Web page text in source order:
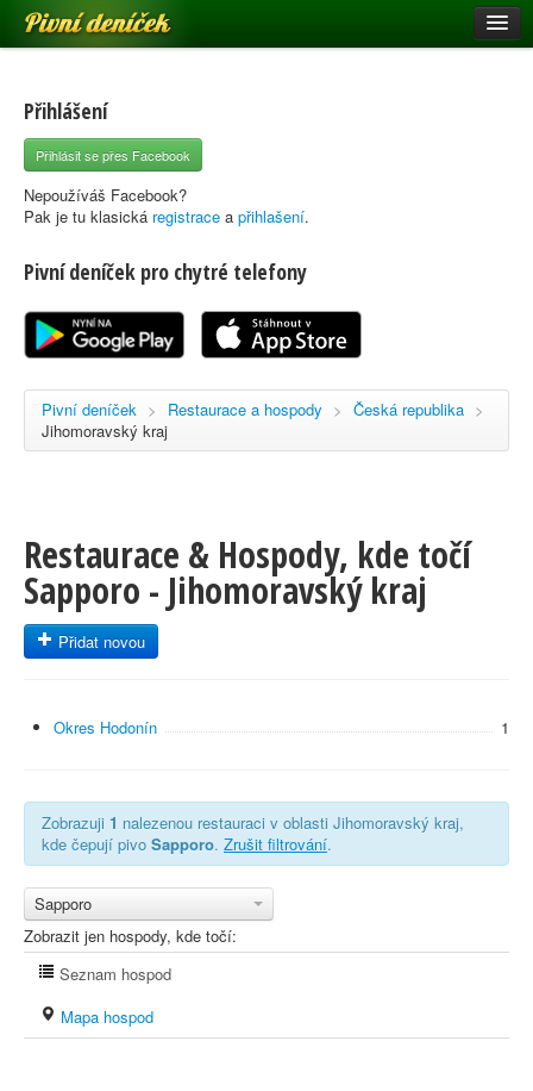
Pivní deníček
Pivní mapa
Pivní značky
Nápověda
Registrace
Přihlášení
Přihlásit se přes Facebook
Nepoužíváš Facebook?
Pak je tu klasická registrace a přihlašení.
Pivní deníček pro chytré telefony
Pivní deníček > Restaurace a hospody > Česká republika >
Jihomoravský kraj
Restaurace & Hospody, kde točí
Sapporo - Jihomoravský kraj
Přidat novou
Okres Hodonín 1
Zobrazuji 1 nalezenou restauraci v oblasti Jihomoravský kraj,
kde čepují pivo Sapporo. Zrušit filtrování.
Sapporo
Zobrazit jen hospody, kde točí:
Seznam hospod
Mapa hospod